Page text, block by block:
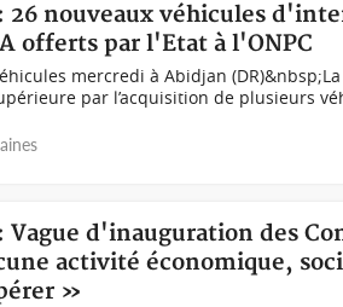
26 nouveaux véhicules
offerts par l'Etat à l'ONPC
mercredi à Abidjan
par l’acquisition de plusieurs
d'inauguration des
activité économique,
»